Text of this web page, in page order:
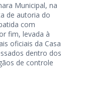
Municipal, na
de autoria do
com
fim, levada à
oficiais da Casa
dentro dos
de controle